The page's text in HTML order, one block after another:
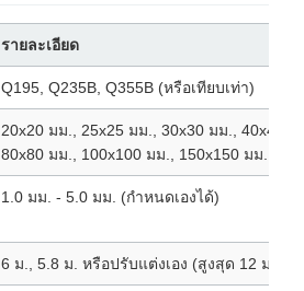
รายละเอียด
Q195, Q235B, Q355B (หรือเทียบเท่า)
20x20 มม., 25x25 มม., 30x30 มม., 40x40
80x80 มม., 100x100 มม., 150x150 มม.,
1.0 มม. - 5.0 มม. (กำหนดเองได้)
6 ม., 5.8 ม. หรือปรับแต่งเอง (สูงสุด 12 ม.)